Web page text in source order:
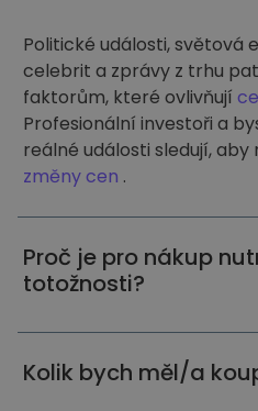
Politické události, světová
celebrit a zprávy z trhu
faktorům, které ovlivňují
Profesionální investoři a
reálné události sledují,
změny cen .
Proč je pro nákup
totožnosti?
Kolik bych měl/a